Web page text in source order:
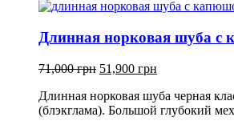
Длинная норковая шуба с
71,000грн 51,900 грн
Длинная норковая шуба черная
(блэкглама). Большой глубокий